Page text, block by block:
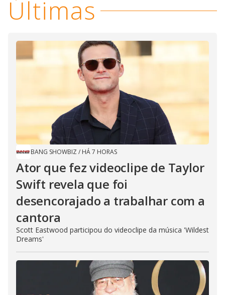
Últimas
BANG SHOWBIZ / HÁ 7 HORAS
Ator que fez videoclipe de Taylor
Swift revela que foi
desencorajado a trabalhar com a
cantora
Scott Eastwood participou do videoclipe da música 'Wildest
Dreams'